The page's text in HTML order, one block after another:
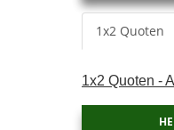
1x2 Quoten
1x2 Quoten -